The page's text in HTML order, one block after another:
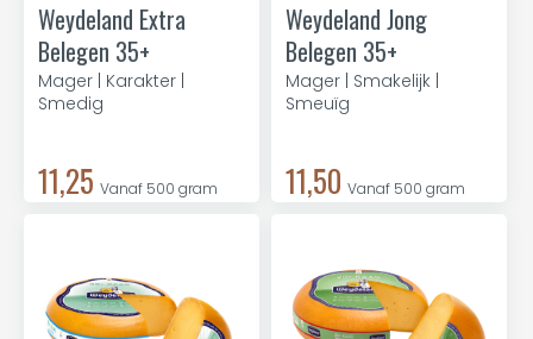
Weydeland Extra
Belegen 35+
Mager | Karakter |
Smedig
11,25 Vanaf 500 gram
Weydeland Jong
Belegen 35+
Mager | Smakelijk |
Smeuïg
11,50 Vanaf 500 gram